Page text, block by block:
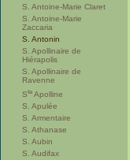
S. Antoine-Marie Claret
S. Antoine-Marie
Zaccaria
S. Antonin
S. Apollinaire de
Hiérapolis
S. Apollinaire de
Ravenne
Ste Apolline
S. Apulée
S. Armentaire
S. Athanase
S. Aubin
S. Audifax